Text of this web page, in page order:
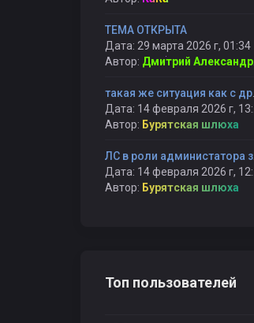
ТЕМА ОТКРЫТА
Дата: 29 марта 2026 г, 01:34
Автор: Дмитрий Александрович
Автор: Бурятская шлюха
Автор: Бурятская шлюха
Топ пользователей